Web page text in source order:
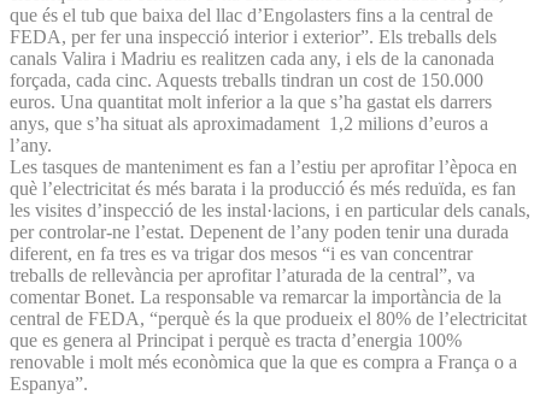
que és el tub que baixa del llac d’Engolasters fins a la central de
FEDA, per fer una inspecció interior i exterior”. Els treballs dels
canals Valira i Madriu es realitzen cada any, i els de la canonada
forçada, cada cinc. Aquests treballs tindran un cost de 150.000
euros. Una quantitat molt inferior a la que s’ha gastat els darrers
anys, que s’ha situat als aproximadament 1,2 milions d’euros a
l’any.
Les tasques de manteniment es fan a l’estiu per aprofitar l’època en
què l’electricitat és més barata i la producció és més reduïda, es fan
les visites d’inspecció de les instal·lacions, i en particular dels canals,
per controlar-ne l’estat. Depenent de l’any poden tenir una durada
diferent, en fa tres es va trigar dos mesos “i es van concentrar
treballs de rellevància per aprofitar l’aturada de la central”, va
comentar Bonet. La responsable va remarcar la importància de la
central de FEDA, “perquè és la que produeix el 80% de l’electricitat
que es genera al Principat i perquè es tracta d’energia 100%
renovable i molt més econòmica que la que es compra a França o a
Espanya”.